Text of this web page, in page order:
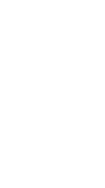
de € 94,99 à